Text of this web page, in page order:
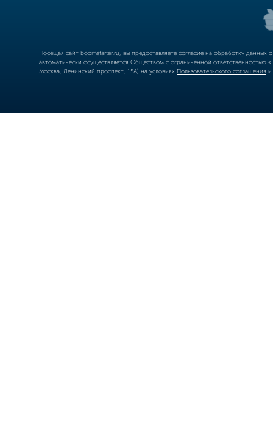
Посещая сайт boomstarter.ru , вы предоставляете согласие на обработку
автоматически осуществляется Обществом с ограниченной
Москва, Ленинский проспект, 15А) на условиях Пользовательского соглашения и